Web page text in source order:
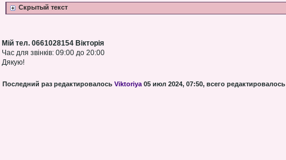
Скрытый текст
Мій тел. 0661028154 Вікторія
Час для звінків: 09:00 до 20:00
Дякую!
Последний раз редактировалось Viktoriya05 июл 2024, 07:50, всего редактировалось